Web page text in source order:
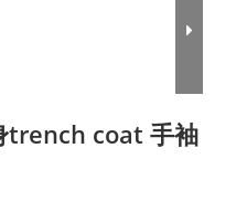
trench coat 手袖